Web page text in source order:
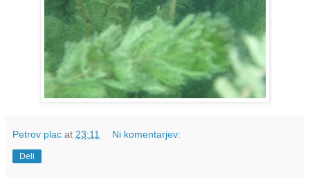
Petrov plac at 23:11 Ni komentarjev:
Deli